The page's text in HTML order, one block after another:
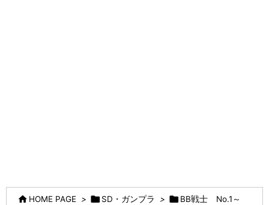
 HOME PAGE > SD・ガンプラ > BB戦士 No.1～